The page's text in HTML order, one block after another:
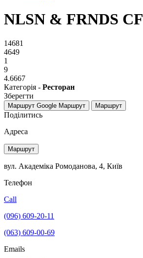
NLSN & FRNDS CF
14681
4649
1
9
4.6667
Категорія - Ресторан
Зберегти
Маршрут Google Маршрут Маршрут
Поділитись
Адреса
Маршрут
вул. Академіка Ромоданова, 4, Київ
Телефон
Call
(096) 609-20-11
(063) 609-00-69
Emails